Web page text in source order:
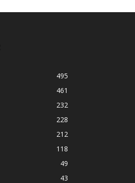
495
461
232
228
212
118
49
43